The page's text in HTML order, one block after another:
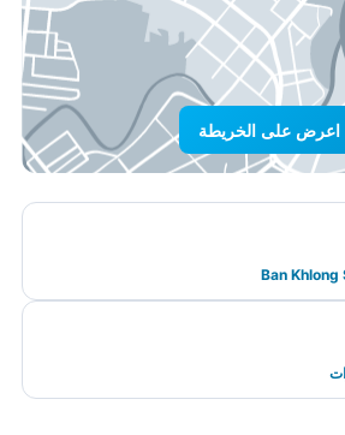
اعرض على الخريطة